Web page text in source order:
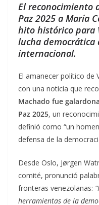
El reconocimiento
Paz 2025 a María
hito histórico para
lucha democrática
internacional.
El amanecer político de
con una noticia que
Machado fue
Paz 2025, un
definió como “un
defensa de la
Desde Oslo, Jørgen
comité, pronunció
fronteras venezolanas:
herramientas de la